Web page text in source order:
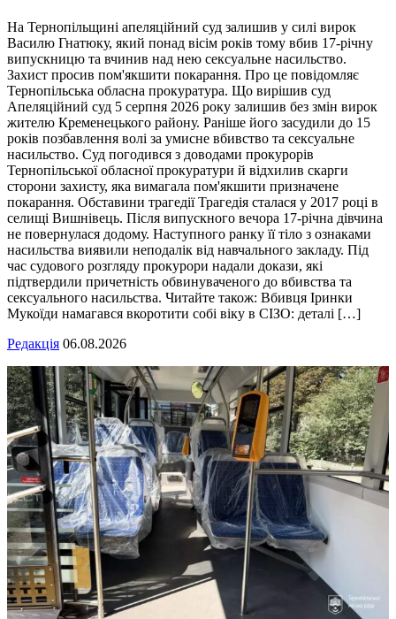
На Тернопільщині апеляційний суд залишив у силі вирок
Василю Гнатюку, який понад вісім років тому вбив 17-річну
випускницю та вчинив над нею сексуальне насильство.
Захист просив пом'якшити покарання. Про це повідомляє
Тернопільська обласна прокуратура. Що вирішив суд
Апеляційний суд 5 серпня 2026 року залишив без змін вирок
жителю Кременецького району. Раніше його засудили до 15
років позбавлення волі за умисне вбивство та сексуальне
насильство. Суд погодився з доводами прокурорів
Тернопільської обласної прокуратури й відхилив скарги
сторони захисту, яка вимагала пом'якшити призначене
покарання. Обставини трагедії Трагедія сталася у 2017 році в
селищі Вишнівець. Після випускного вечора 17-річна дівчина
не повернулася додому. Наступного ранку її тіло з ознаками
насильства виявили неподалік від навчального закладу. Під
час судового розгляду прокурори надали докази, які
підтвердили причетність обвинуваченого до вбивства та
сексуального насильства. Читайте також: Вбивця Іринки
Мукоїди намагався вкоротити собі віку в СІЗО: деталі […]
Редакція 06.08.2026